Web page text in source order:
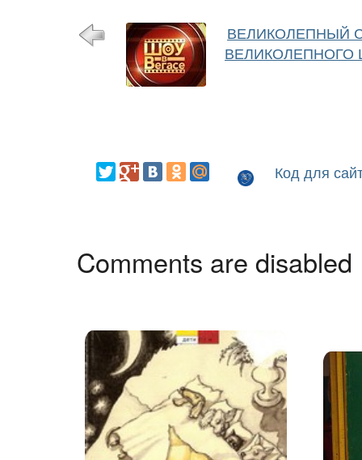
ВЕЛИКОЛЕПНЫЙ
ВЕЛИКОЛЕПНОГО
Код для
Comments are disabled